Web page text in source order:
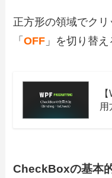
正方形の領域でク
「OFF 」を切り替
用
CheckBoxの基本